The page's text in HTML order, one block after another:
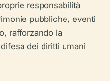
responsabilità
pubbliche, eventi
rafforzando la
dei diritti umani